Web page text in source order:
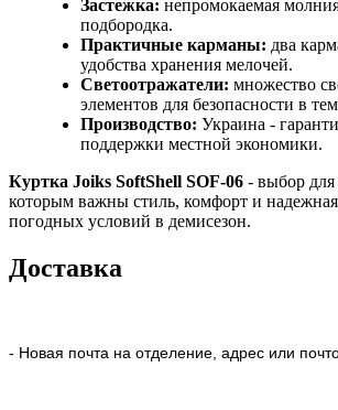
Застежка: непромокаемая
подбородка.
Практичные карманы: два
удобства хранения мелочей.
Светоотражатели: множество
элементов для безопасности в
Производство: Украина -
поддержки местной экономики.
Куртка Joiks SoftShell SOF-06 - выбор
которым важны стиль, комфорт и
погодных условий в демисезон.
Доставка
- Новая почта на отделение, адрес или